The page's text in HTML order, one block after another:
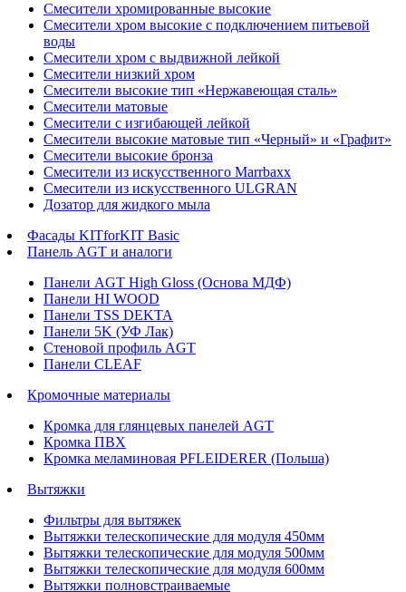
Смесители хромированные высокие
Смесители хром высокие с подключением питьевой
воды
Смесители хром с выдвижной лейкой
Смесители низкий хром
Смесители высокие тип «Нержавеющая сталь»
Смесители матовые
Смесители с изгибающей лейкой
Смесители высокие матовые тип «Черный» и «Графит»
Смесители высокие бронза
Смесители из искусственного Marrbaxx
Смесители из искусственного ULGRAN
Дозатор для жидкого мыла
Фасады KITforKIT Basic
Панель AGT и аналоги
Панели AGT High Gloss (Основа МДФ)
Панели HI WOOD
Панели TSS DEKTA
Панели 5K (УФ Лак)
Стеновой профиль AGT
Панели CLEAF
Кромочные материалы
Кромка для глянцевых панелей AGT
Кромка ПВХ
Кромка меламиновая PFLEIDERER (Польша)
Вытяжки
Фильтры для вытяжек
Вытяжки телескопические для модуля 450мм
Вытяжки телескопические для модуля 500мм
Вытяжки телескопические для модуля 600мм
Вытяжки полновстраиваемые